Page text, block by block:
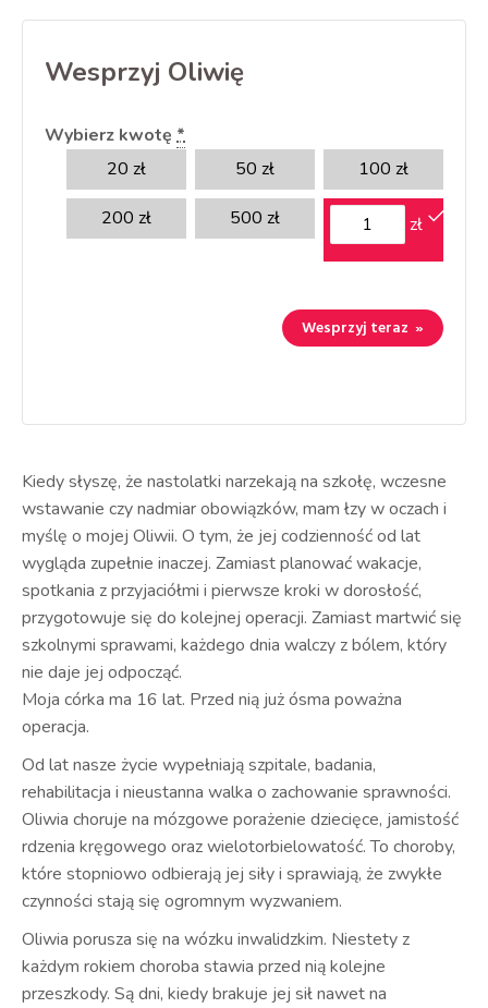
Wesprzyj Oliwię
Wybierz kwotę *
20 zł 50 zł 100 zł
200 zł 500 zł zł
»
Kiedy słyszę, że nastolatki narzekają na szkołę, wczesne
wstawanie czy nadmiar obowiązków, mam łzy w oczach i
myślę o mojej Oliwii. O tym, że jej codzienność od lat
wygląda zupełnie inaczej. Zamiast planować wakacje,
spotkania z przyjaciółmi i pierwsze kroki w dorosłość,
przygotowuje się do kolejnej operacji. Zamiast martwić się
szkolnymi sprawami, każdego dnia walczy z bólem, który
nie daje jej odpocząć.
Moja córka ma 16 lat. Przed nią już ósma poważna
operacja.
Od lat nasze życie wypełniają szpitale, badania,
rehabilitacja i nieustanna walka o zachowanie sprawności.
Oliwia choruje na mózgowe porażenie dziecięce, jamistość
rdzenia kręgowego oraz wielotorbielowatość. To choroby,
które stopniowo odbierają jej siły i sprawiają, że zwykłe
czynności stają się ogromnym wyzwaniem.
Oliwia porusza się na wózku inwalidzkim. Niestety z
każdym rokiem choroba stawia przed nią kolejne
przeszkody. Są dni, kiedy brakuje jej sił nawet na